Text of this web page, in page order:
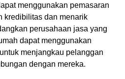
menggunakan pemasaran
kredibilitas dan menarik
perusahaan jasa yang
dapat menggunakan
menjangkau pelanggan
dengan mereka.